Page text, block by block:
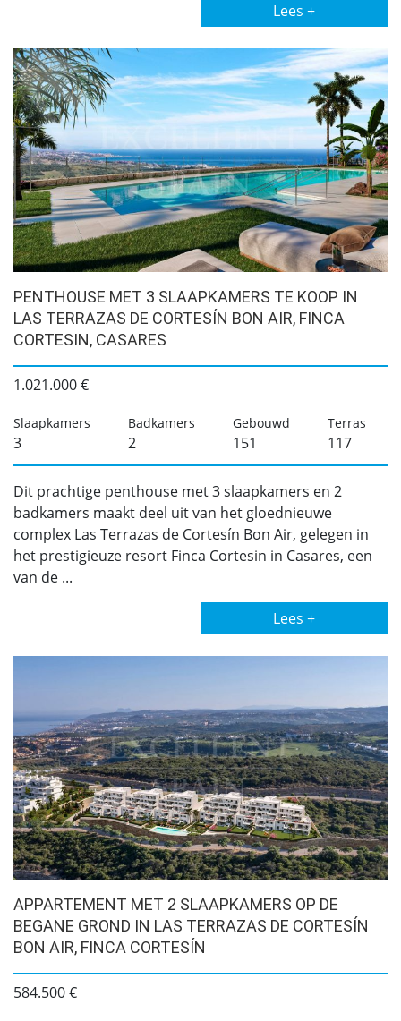
Lees +
PENTHOUSE MET 3 SLAAPKAMERS TE KOOP IN
LAS TERRAZAS DE CORTESÍN BON AIR, FINCA
CORTESIN, CASARES
1.021.000 €
Slaapkamers
3
Badkamers
2
Gebouwd
151
Terras
117
Dit prachtige penthouse met 3 slaapkamers en 2
badkamers maakt deel uit van het gloednieuwe
complex Las Terrazas de Cortesín Bon Air, gelegen in
het prestigieuze resort Finca Cortesin in Casares, een
van de ...
Lees +
APPARTEMENT MET 2 SLAAPKAMERS OP DE
BEGANE GROND IN LAS TERRAZAS DE CORTESÍN
BON AIR, FINCA CORTESÍN
584.500 €